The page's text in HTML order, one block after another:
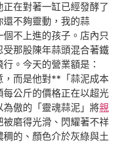
在對著一缸已經發酵了
不夠靈動，我的蒜
不上進的孩子。店內只
那股陳年蒜頭混合著鐵
。今天的營業額是：
，而是他對**「蒜泥成本
公斤的價格正在以超光
傲的「靈魂蒜泥」將親
磨得光滑、閃耀著不祥
的、顏色介於灰綠與土